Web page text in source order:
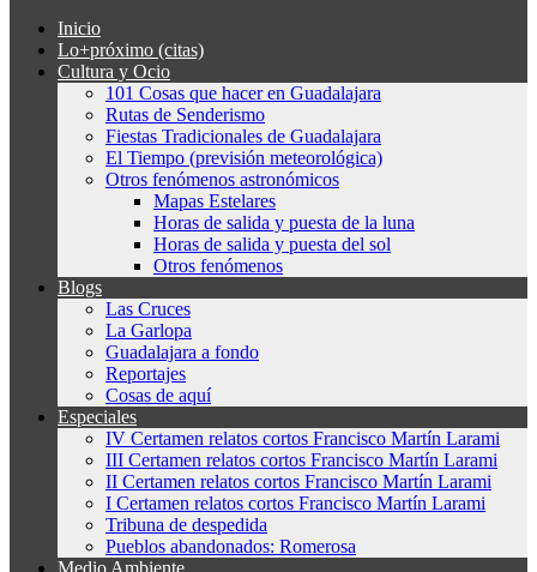
Inicio
Lo+próximo (citas)
Cultura y Ocio
101 Cosas que hacer en Guadalajara
Rutas de Senderismo
Fiestas Tradicionales de Guadalajara
El Tiempo (previsión meteorológica)
Otros fenómenos astronómicos
Mapas Estelares
Horas de salida y puesta de la luna
Horas de salida y puesta del sol
Otros fenómenos
Blogs
Las Cruces
La Garlopa
Guadalajara a fondo
Reportajes
Cosas de aquí
Especiales
IV Certamen relatos cortos Francisco Martín Larami
III Certamen relatos cortos Francisco Martín Larami
II Certamen relatos cortos Francisco Martín Larami
I Certamen relatos cortos Francisco Martín Larami
Tribuna de despedida
Pueblos abandonados: Romerosa
Medio Ambiente